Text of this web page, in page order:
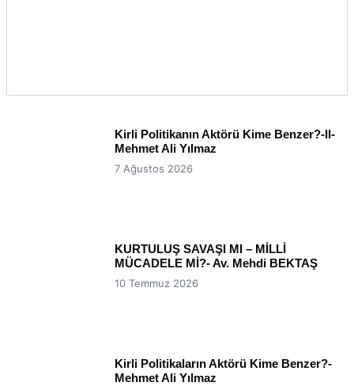
Kirli Politikanın Aktörü Kime Benzer?-II-
Mehmet Ali Yılmaz
7 Ağustos 2026
KURTULUŞ SAVAŞI MI – MİLLİ
MÜCADELE Mİ?- Av. Mehdi BEKTAŞ
10 Temmuz 2026
Kirli Politikaların Aktörü Kime Benzer?-
Mehmet Ali Yılmaz